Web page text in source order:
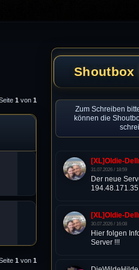
1von 1
1von 1
Shoutbox
Zum Schreiben
können die
[XL]Oldie-
31.07.2026 / 18:59
Der neue
[XL]Oldie-
30.07.2026 / 16:08
Hier folgen
Server !!!